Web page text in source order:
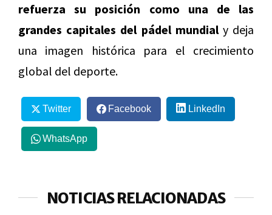
refuerza su posición como una de las
grandes capitales del pádel mundialy deja
una imagen histórica para el crecimiento
global del deporte.
Twitter Facebook LinkedIn
WhatsApp
NOTICIAS RELACIONADAS